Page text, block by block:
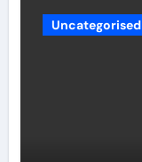
Uncategorised